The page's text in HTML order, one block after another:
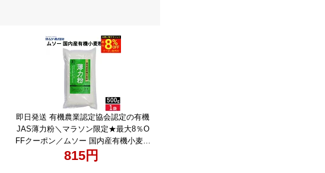
即日発送 有機農業認定協会認定の有機
JAS薄力粉＼マラソン限定★最大8％O
FFクーポン／ムソー 国内産有機小麦粉
薄力粉 500g 粉 薄力 小麦粉 オーガニッ
ク小麦粉 有機小麦粉 メール便対応 ギ
815円